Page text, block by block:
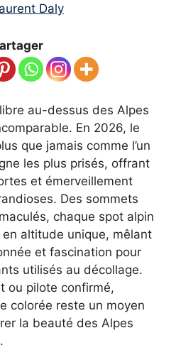
Daly
au-dessus des Alpes
En 2026, le
que jamais comme l’un
les plus prisés, offrant
et émerveillement
Des sommets
chaque spot alpin
altitude unique, mêlant
et fascination pour
utilisés au décollage.
ou pilote confirmé,
colorée reste un moyen
la beauté des Alpes